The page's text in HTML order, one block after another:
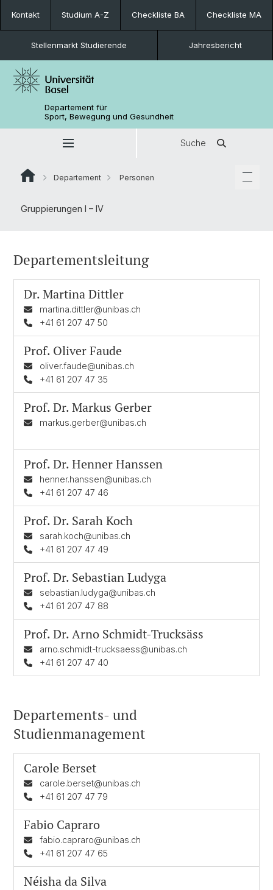
Kontakt Studium A-Z Checkliste BA Checkliste MA
Stellenmarkt Studierende Jahresbericht
Departement für
Sport, Bewegung und Gesundheit
Suche
Departement Personen
Gruppierungen I – IV
Departementsleitung
Dr.Martina Dittler
martina.dittler@unibas.ch
+41 61 207 47 50
Prof. Oliver Faude
oliver.faude@unibas.ch
+41 61 207 47 35
Prof. Dr.Markus Gerber
markus.gerber@unibas.ch
Prof. Dr.Henner Hanssen
henner.hanssen@unibas.ch
+41 61 207 47 46
Prof. Dr. Sarah Koch
sarah.koch@unibas.ch
+41 61 207 47 49
Prof. Dr. Sebastian Ludyga
sebastian.ludyga@unibas.ch
+41 61 207 47 88
Prof. Dr.Arno Schmidt-Trucksäss
arno.schmidt-trucksaess@unibas.ch
+41 61 207 47 40
Departements- und
Studienmanagement
Carole Berset
carole.berset@unibas.ch
+41 61 207 47 79
Fabio Capraro
fabio.capraro@unibas.ch
+41 61 207 47 65
Néisha da Silva